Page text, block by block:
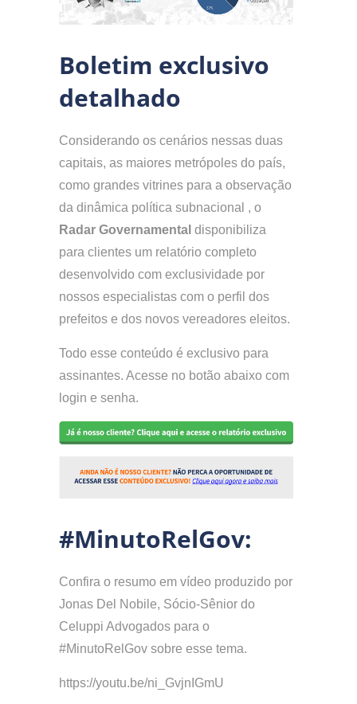
Boletim exclusivo
detalhado
Considerando os cenários nessas duas
capitais, as maiores metrópoles do país,
como grandes vitrines para a observação
da dinâmica política subnacional , o
Radar Governamental disponibiliza
para clientes um relatório completo
desenvolvido com exclusividade por
nossos especialistas com o perfil dos
prefeitos e dos novos vereadores eleitos.
Todo esse conteúdo é exclusivo para
assinantes. Acesse no botão abaixo com
login e senha.
#MinutoRelGov:
Confira o resumo em vídeo produzido por
Jonas Del Nobile, Sócio-Sênior do
Celuppi Advogados para o
#MinutoRelGov sobre esse tema.
https://youtu.be/ni_GvjnIGmU